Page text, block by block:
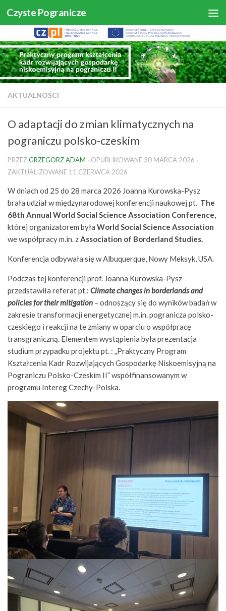
Skip to content
Czyste Pogranicze
AKTUALNOŚCI
O adaptacji do zmian klimatycznych na
pograniczu polsko-czeskim
PRZEZGRZEGORZ ADAM · OPUBLIKOWANE 30 MARCA 2026 ·
ZAKTUALIZOWANE 11 CZERWCA 2026
W dniach od 25 do 28 marca 2026 Joanna Kurowska-Pysz
brała udział w międzynarodowej konferencji naukowej pt. The
68th Annual World Social Science Association Conference,
której organizatorem była World Social Science Association
we współpracy m.in. zAssociation of Borderland Studies.
Konferencja odbywała się w Albuquerque, Nowy Meksyk, USA.
Podczas tej konferencji prof. Joanna Kurowska-Pysz
przedstawiła referat pt.: Climate changes in borderlands and
policies for their mitigation – odnoszący się do wyników badań w
zakresie transformacji energetycznej m.in. pogranicza polsko-
czeskiego i reakcji na te zmiany w oparciu o współpracę
transgraniczną. Elementem wystąpienia była prezentacja
studium przypadku projektu pt. : „Praktyczny Program
Kształcenia Kadr Rozwijających Gospodarkę Niskoemisyjną na
Pograniczu Polsko-Czeskim II” współfinansowanym w
programu Intereg Czechy-Polska.